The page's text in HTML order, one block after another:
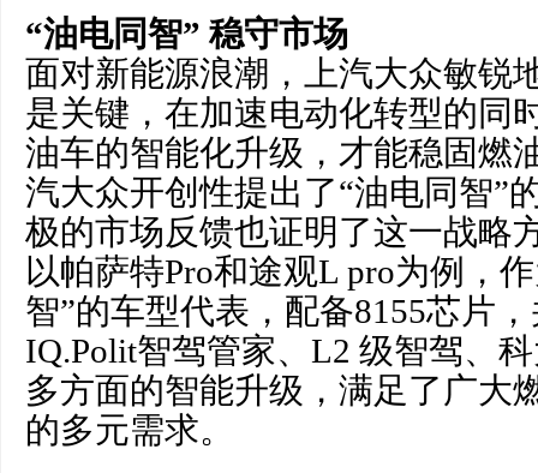
“油电同智” 稳守市场
面对新能源浪潮，上汽大众敏锐
是关键，在加速电动化转型的同
油车的智能化升级，才能稳固燃
汽大众开创性提出了“油电同智”
极的市场反馈也证明了这一战略
以帕萨特Pro和途观L pro为例，
智”的车型代表，配备8155芯片
IQ.Polit智驾管家、L2 级智驾、
多方面的智能升级，满足了广大
的多元需求。